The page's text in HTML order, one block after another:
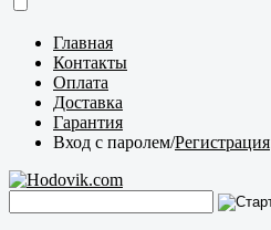
Главная
Контакты
Оплата
Доставка
Гарантия
Вход с паролем/Регистрация